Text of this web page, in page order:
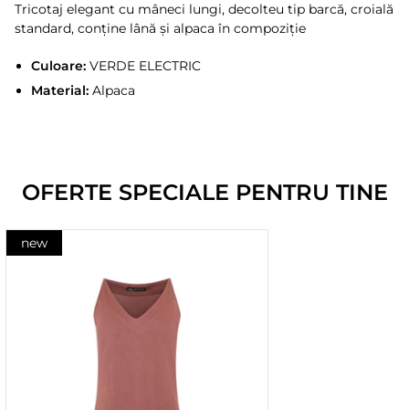
Tricotaj elegant cu mâneci lungi, decolteu tip barcă, croială
standard, conține lână și alpaca în compoziție
Culoare:VERDE ELECTRIC
Material:Alpaca
OFERTE SPECIALE PENTRU TINE
new